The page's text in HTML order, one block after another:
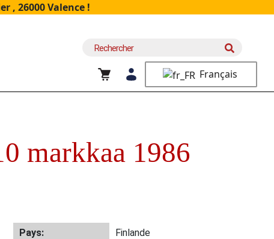
, 26000 Valence !
Recherche
Français
markkaa 1986
Pays:
Finlande